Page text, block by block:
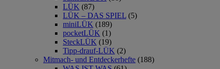
LÜK (87)
LÜK – DAS SPIEL (5)
miniLÜK (189)
pocketLÜK (1)
SteckLÜK (19)
Tipp-drauf-LÜK (2)
Mitmach- und Entdeckerhefte (188)